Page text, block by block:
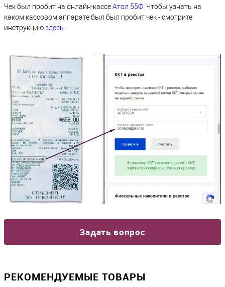
Чек был пробит на онлайн-кассеАтол 55Ф. Чтобы узнать на
каком кассовом аппарате был был пробит чек - смотрите
инструкциюздесь.
Задать вопрос
РЕКОМЕНДУЕМЫЕ ТОВАРЫ